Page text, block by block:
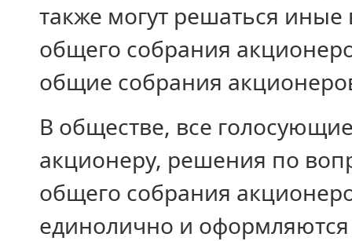
также могут решаться
общего собрания
общие собрания
В обществе, все
акционеру, решения по
общего собрания
единолично и